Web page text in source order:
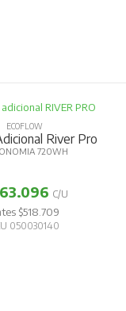
ECOFLOW
River Pro
720WH
C/U
$518.709
050030140